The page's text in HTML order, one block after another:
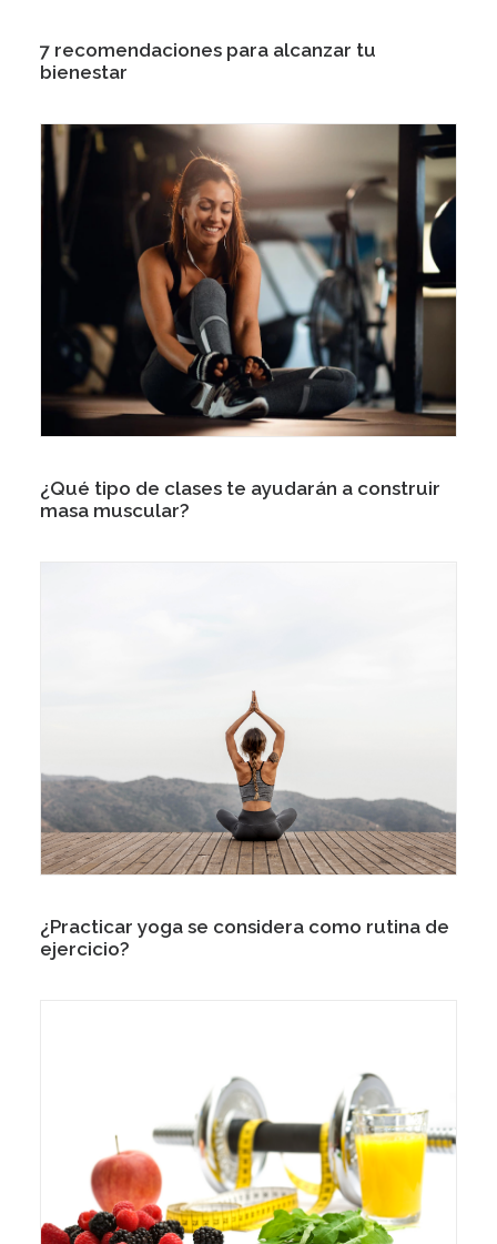
7 recomendaciones para alcanzar tu
bienestar
¿Qué tipo de clases te ayudarán a construir
masa muscular?
¿Practicar yoga se considera como rutina de
ejercicio?